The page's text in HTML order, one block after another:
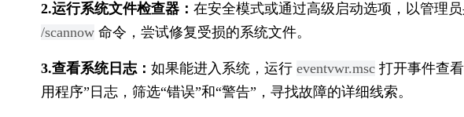
2.运行系统文件检查器： 在安全模式或通过高级启动选项，以管理
/scannow 命令，尝试修复受损的系统文件。
3.查看系统日志： 如果能进入系统，运行 eventvwr.msc 打开事件查
用程序”日志，筛选“错误”和“警告”，寻找故障的详细线索。